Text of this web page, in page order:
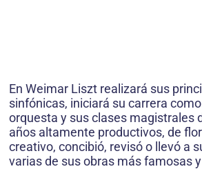
En Weimar Liszt realizará sus
sinfónicas, iniciará su carrera
orquesta y sus clases magistrales
años altamente productivos, de
creativo, concibió, revisó o llevó a
varias de sus obras más famosas